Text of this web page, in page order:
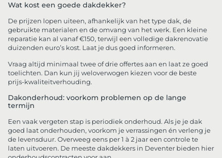
Wat kost een goede dakdekker?
De prijzen lopen uiteen, afhankelijk van het type dak, de
gebruikte materialen en de omvang van het werk. Een kleine
reparatie kan al vanaf €150, terwijl een volledige dakrenovatie
duizenden euro’s kost. Laat je dus goed informeren.
Vraag altijd minimaal twee of drie offertes aan en laat ze goed
toelichten. Dan kun jij weloverwogen kiezen voor de beste
prijs-kwaliteitverhouding.
Dakonderhoud: voorkom problemen op de lange
termijn
Een vaak vergeten stap is periodiek onderhoud. Als je je dak
goed laat onderhouden, voorkom je verrassingen én verleng je
de levensduur. Overweeg eens per 1 à 2 jaar een controle te
laten uitvoeren. De meeste dakdekkers in Deventer bieden hier